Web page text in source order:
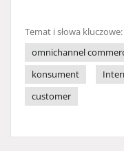
Temat i słowa kluczowe:
omnichannel
konsument
customer